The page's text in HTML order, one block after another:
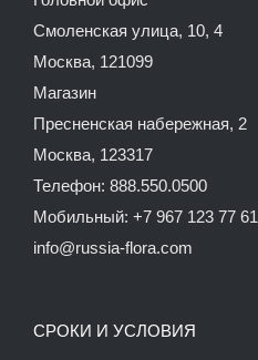
Смоленская улица, 10, 4
Москва, 121099
Магазин
Пресненская набережная, 2
Москва, 123317
Телефон: 888.550.0500
Мобильный: +7 967 123 77 61
info@russia-flora.com
СРОКИ И УСЛОВИЯ